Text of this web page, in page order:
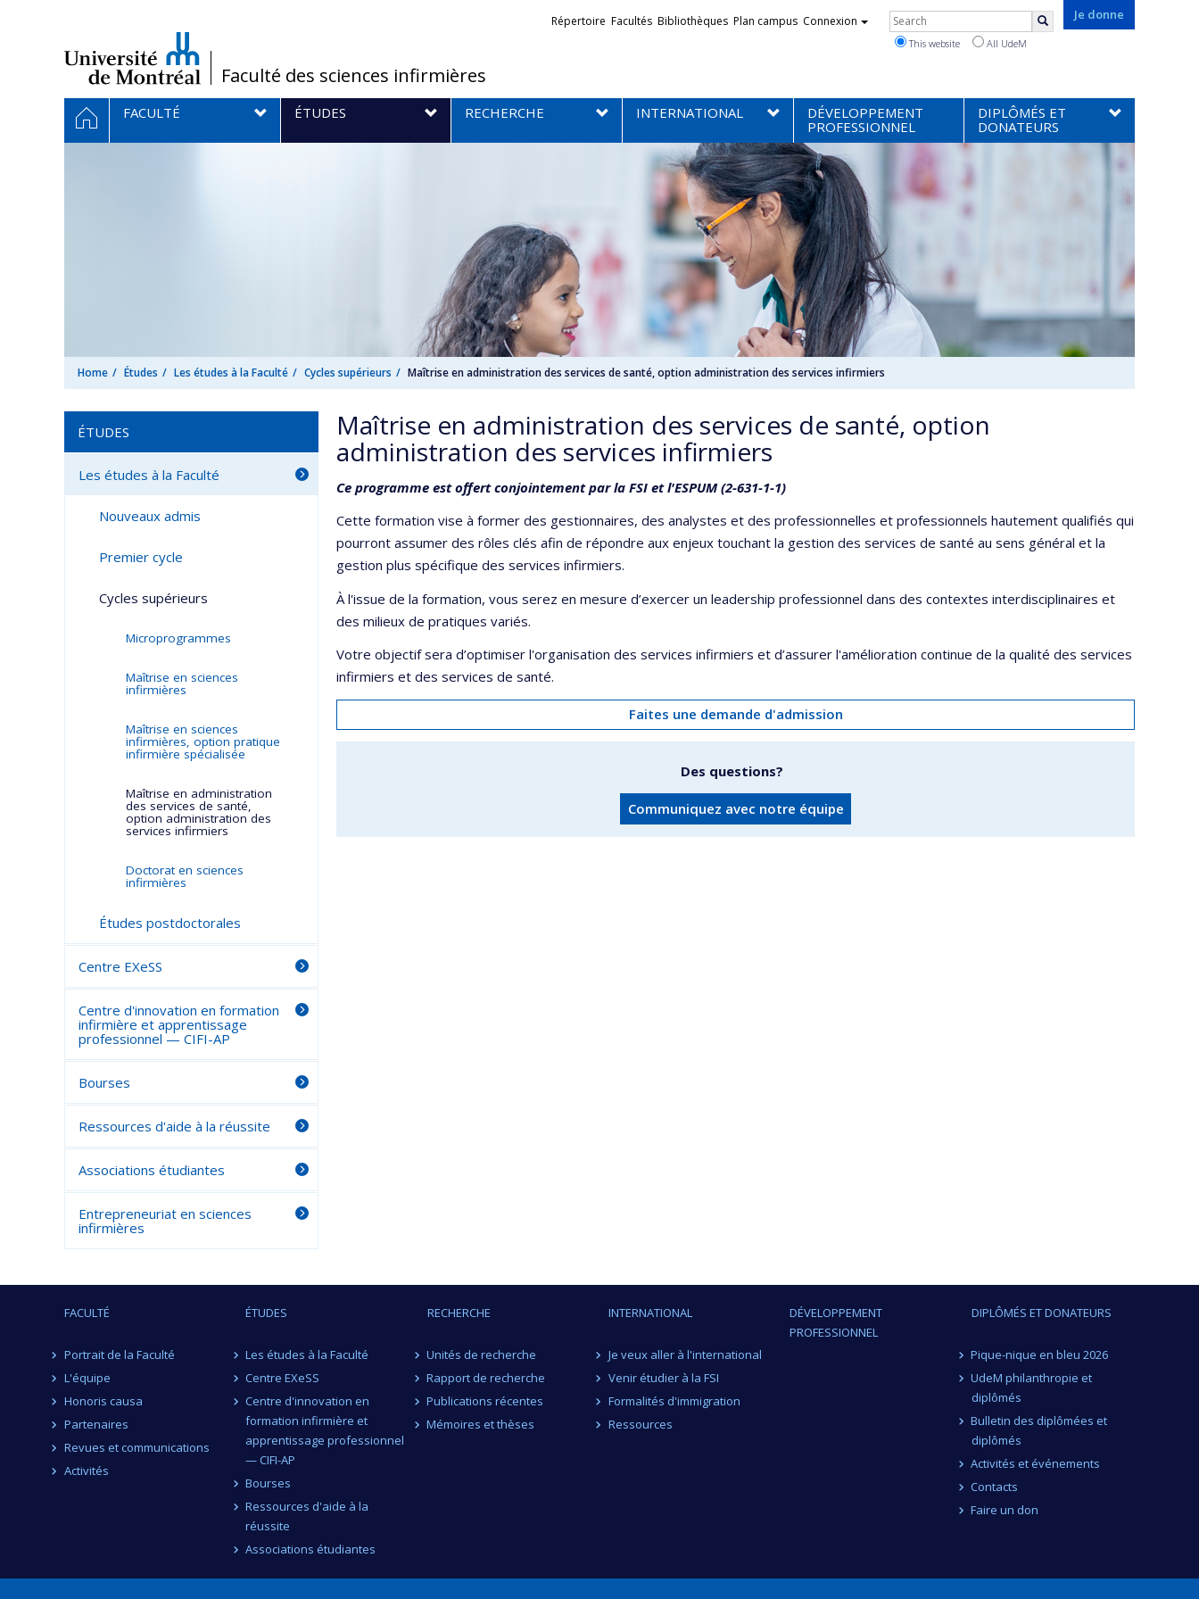
/Faculté des sciences infirmières
Je donne
Liens
Répertoire Facultés Bibliothèques Plan campus Connexion Rechercher
This website All UdeM
Navigation
principale
HOMEFACULTÉ ÉTUDES RECHERCHE INTERNATIONAL
DÉVELOPPEMENT
PROFESSIONNEL
DIPLÔMÉS ET
DONATEURS
Home Études Les études à la Faculté Cycles supérieurs Maîtrise en administration des services de santé, option administration des services infirmiers
Maîtrise en administration des services de santé, option
administration des services infirmiers
Ce programme est offert conjointement par la FSI et l'ESPUM (2-631-1-1)
Cette formation vise à former des gestionnaires, des analystes et des professionnelles et professionnels hautement qualifiés qui
pourront assumer des rôles clés afin de répondre aux enjeux touchant la gestion des services de santé au sens général et la
gestion plus spécifique des services infirmiers.
À l'issue de la formation, vous serez en mesure d’exercer un leadership professionnel dans des contextes interdisciplinaires et
des milieux de pratiques variés.
Votre objectif sera d’optimiser l'organisation des services infirmiers et d’assurer l'amélioration continue de la qualité des services
infirmiers et des services de santé.
Faites une demande d'admission
Des questions?
Communiquez avec notre équipe
ÉTUDES
Les études à la Faculté
Nouveaux admis
Premier cycle
Cycles supérieurs
Microprogrammes
Maîtrise en sciences
infirmières
Maîtrise en sciences
infirmières, option pratique
infirmière spécialisée
Maîtrise en administration
des services de santé,
option administration des
services infirmiers
Doctorat en sciences
infirmières
Études postdoctorales
Centre EXeSS
Centre d'innovation en formation
infirmière et apprentissage
professionnel — CIFI-AP
Bourses
Ressources d'aide à la réussite
Associations étudiantes
Entrepreneuriat en sciences
infirmières
FACULTÉ
Portrait de la Faculté
L'équipe
Honoris causa
Partenaires
Revues et communications
Activités
ÉTUDES
Les études à la Faculté
Centre EXeSS
Centre d'innovation en
formation infirmière et
apprentissage professionnel
— CIFI-AP
Bourses
Ressources d'aide à la
réussite
Associations étudiantes
RECHERCHE
Unités de recherche
Rapport de recherche
Publications récentes
Mémoires et thèses
INTERNATIONAL
Je veux aller à l'international
Venir étudier à la FSI
Formalités d'immigration
Ressources
DÉVELOPPEMENT
PROFESSIONNEL
DIPLÔMÉS ET DONATEURS
Pique-nique en bleu 2026
UdeM philanthropie et
diplômés
Bulletin des diplômées et
diplômés
Activités et événements
Contacts
Faire un don